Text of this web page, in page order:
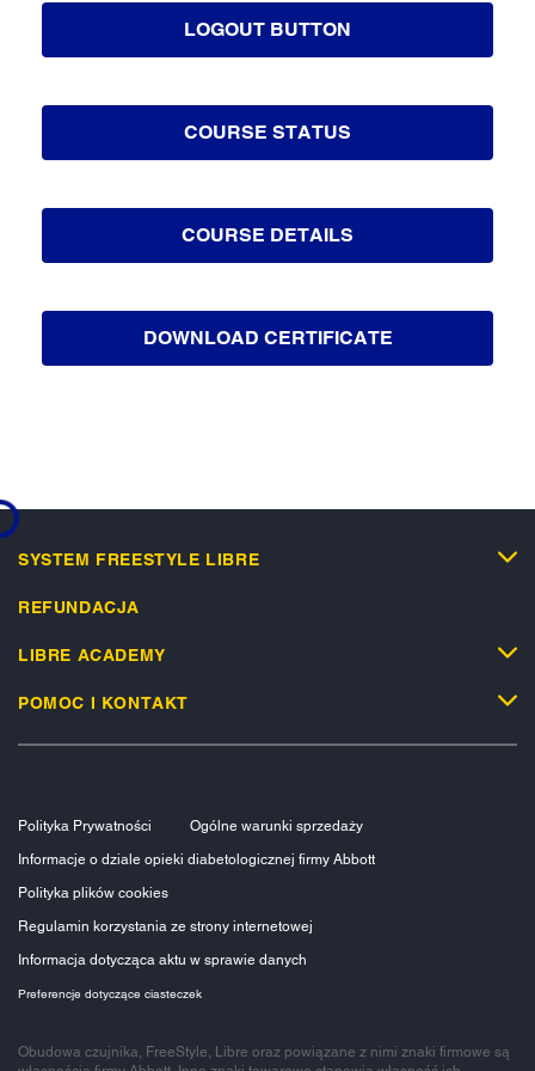
LOGOUT BUTTON
COURSE STATUS
COURSE DETAILS
DOWNLOAD CERTIFICATE
SYSTEM FREESTYLE LIBRE
REFUNDACJA
LIBRE ACADEMY
POMOC I KONTAKT
Polityka Prywatności
Ogólne warunki sprzedaży
Informacje o dziale opieki diabetologicznej firmy Abbott
Polityka plików cookies
Regulamin korzystania ze strony internetowej
Informacja dotycząca aktu w sprawie danych
Preferencje dotyczące ciasteczek
Obudowa czujnika, FreeStyle, Libre oraz powiązane z nimi znaki firmowe są